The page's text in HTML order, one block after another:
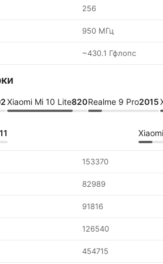
256
950 МГц
~430.1 Гфлопс
Xiaomi Mi 10 Lite820Realme 9 Pro2015
153370
82989
91816
126540
454715